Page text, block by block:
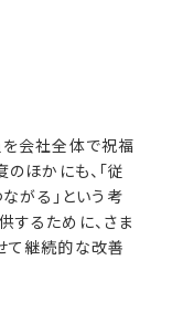
を会社全体で祝福
ほかにも、「従
がる」という考
するために、さま
て継続的な改善